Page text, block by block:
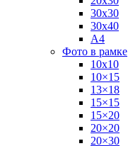
30х30
30х40
А4
Фото в рамке
10х10
10×15
13×18
15×15
15×20
20×20
20×30